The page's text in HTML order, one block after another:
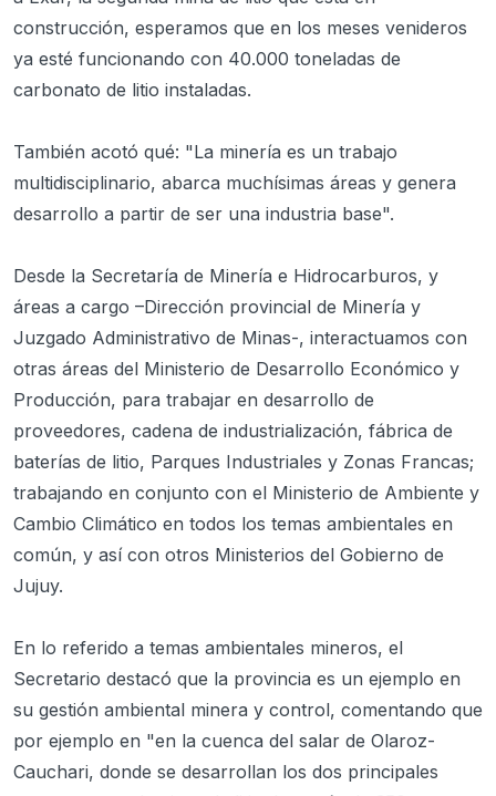
construcción, esperamos que en los meses venideros
ya esté funcionando con 40.000 toneladas de
carbonato de litio instaladas.
También acotó qué: "La minería es un trabajo
multidisciplinario, abarca muchísimas áreas y genera
desarrollo a partir de ser una industria base".
Desde la Secretaría de Minería e Hidrocarburos, y
áreas a cargo –Dirección provincial de Minería y
Juzgado Administrativo de Minas-, interactuamos con
otras áreas del Ministerio de Desarrollo Económico y
Producción, para trabajar en desarrollo de
proveedores, cadena de industrialización, fábrica de
baterías de litio, Parques Industriales y Zonas Francas;
trabajando en conjunto con el Ministerio de Ambiente y
Cambio Climático en todos los temas ambientales en
común, y así con otros Ministerios del Gobierno de
Jujuy.
En lo referido a temas ambientales mineros, el
Secretario destacó que la provincia es un ejemplo en
su gestión ambiental minera y control, comentando que
por ejemplo en "en la cuenca del salar de Olaroz-
Cauchari, donde se desarrollan los dos principales